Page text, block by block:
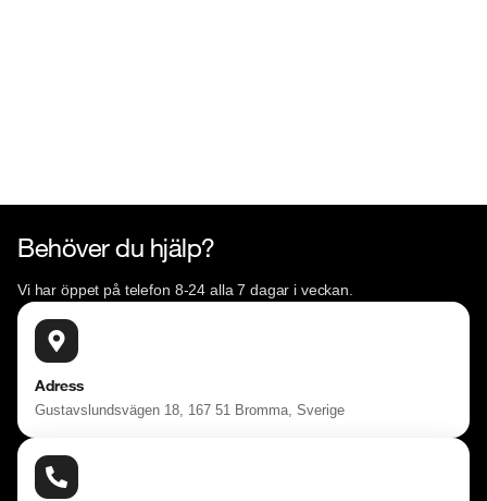
Behöver du hjälp?
Vi har öppet på telefon 8-24 alla 7 dagar i veckan.
Adress
Gustavslundsvägen 18, 167 51 Bromma, Sverige